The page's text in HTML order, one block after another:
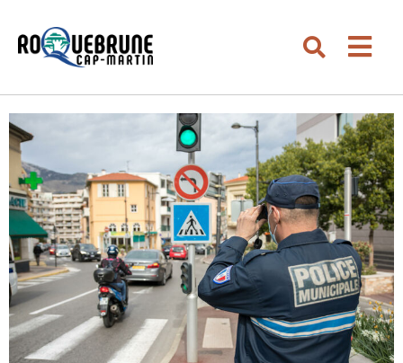
Aller à la recherche
Rechercher